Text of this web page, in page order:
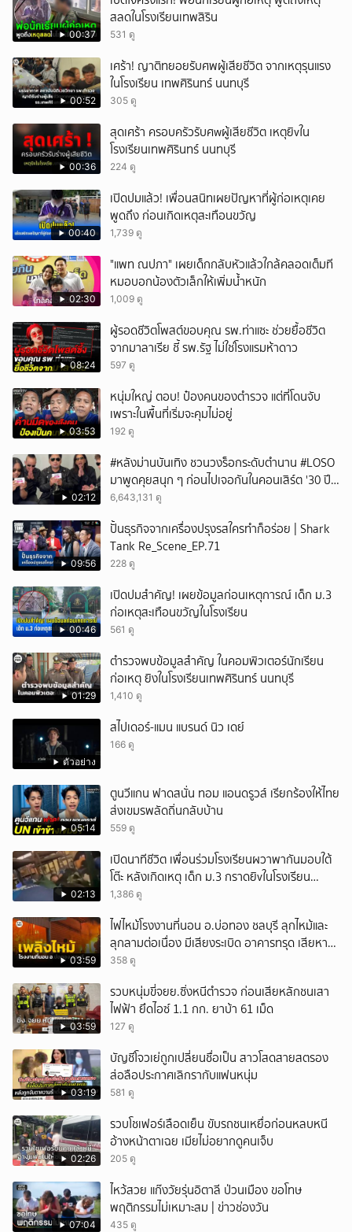
00:37
สลดในโรงเรียนเทพสิริน
531 ดู
00:52
เศร้า! ญาติทยอยรับศพผู้เสียชีวิต จากเหตุรุนแรง
ในโรงเรียน เทพศิรินทร์ นนทบุรี
305 ดู
00:36
สุดเศร้า ครอบครัวรับศwผู้เสียชีวิต เหตุยิvใน
โรงเรียนเทพศิรินทร์ นนทบุรี
224 ดู
00:40
เปิดปมแล้ว! เพื่อนสนิทเผยปัญหาที่ผู้ก่อเหตุเคย
พูดถึง ก่อนเกิดเหตุสะเทือนขวัญ
1,739 ดู
02:30
"แพท ณปภา" เผยเด็กกลับหัวแล้วใกล้คลอดเต็มที
หมอบอกน้องตัวเล็กให้เพิ่มน้ำหนัก
1,009 ดู
08:24
ผู้รอดชีวิตโพสต์ขอบคุณ รพ.ท่าแซะ ช่วยยื้อชีวิต
จากมาลาเรีย ชี้ รพ.รัฐ ไม่ใช่โรงแรมห้าดาว
597 ดู
03:53
หนุ่มใหญ่ ตอบ! ป๋องคนของตำรวจ แต่ที่โดนจับ
เพราะในพื้นที่เริ่มจะคุมไม่อยู่
192 ดู
02:12
#หลังม่านบันเทิง ชวนวงร็อกระดับตำนาน #LOSO
มาพูดคุยสนุก ๆ ก่อนไปเจอกันในคอนเสิร์ต '30 ปี
LOSO นานเท่าไรก็รอ'
6,643,131 ดู
09:56
ปั้นธุรกิจจากเครื่องปรุงรสใครทำก็อร่อย | Shark
Tank Re_Scene_EP.71
228 ดู
00:46
เปิดปมสำคัญ! เผยข้อมูลก่อนเหตุการณ์ เด็ก ม.3
ก่อเหตุสะเทือนขวัญในโรงเรียน
561 ดู
01:29
ตำรวจพบข้อมูลสำคัญ ในคอมพิวเตอร์นักเรียน
ก่อเหตุ ยิงในโรงเรียนเทพศิรินทร์ นนทบุรี
1,410 ดู
ตัวอย่าง
สไปเดอร์-แมน แบรนด์ นิว เดย์
166 ดู
05:14
ตูนวีแกน ฟาดสนั่น ทอม แอนดรูวส์ เรียกร้องให้ไทย
ส่งเขมรพลัดถิ่นกลับบ้าน
559 ดู
02:13
เปิดนาทีชีวิต เพื่อนร่วมโรงเรียนผวาพากันมอบใต้
โต๊ะ หลังเกิดเหตุ เด็ก ม.3 กราดยิvในโรงเรียน
เทพศิรินทร์นนท์ แบบไม่เลือกหน้า เสียงปืนดังสนั่น
1,386 ดู
03:59
ไฟไหม้โรงงานที่นอน อ.บ่อทอง ชลบุรี ลุกไหม้และ
ลุกลามต่อเนื่อง มีเสียงระเบิด อาคารทรุด เสียหาย
หนัก
358 ดู
03:59
รวบหนุ่มขี่จยย.ซิ่งหนีตำรวจ ก่อนเสียหลักชนเสา
ไฟฟ้า ยึดไอซ์ 1.1 กก. ยาบ้า 61 เม็ด
127 ดู
03:19
บัญชีโจวเย่ถูกเปลี่ยนชื่อเป็น สาวโสดสายสตรอง
ส่อลือประกาศเลิกรากับแฟนหนุ่ม
581 ดู
02:26
รวบโชเฟอร์เลือดเย็น ขับรถชนเหยื่อก่อนหลบหนี
อ้างหน้าตาเฉย เมียไม่อยากดูคนเจ็บ
205 ดู
07:04
ไหว้สวย แก๊งวัยรุ่นอิตาลี ป่วนเมือง ขอโทษ
พฤติกรรมไม่เหมาะสม | ข่าวช่องวัน
435 ดู